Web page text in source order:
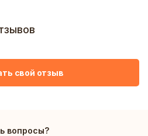
свой отзыв
вопросы?